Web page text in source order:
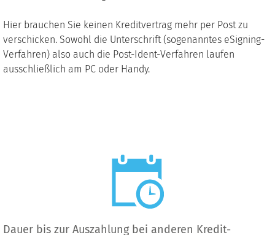
Hier brauchen Sie keinen Kreditvertrag mehr per Post zu
verschicken. Sowohl die Unterschrift (sogenanntes eSigning-
Verfahren) also auch die Post-Ident-Verfahren laufen
ausschließlich am PC oder Handy.
Dauer bis zur Auszahlung bei anderen Kredit-